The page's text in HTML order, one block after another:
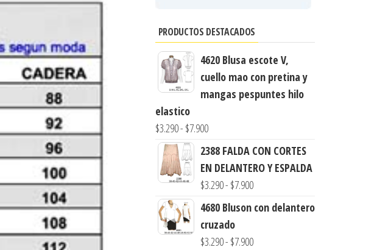
PRODUCTOS DESTACADOS
4620 Blusa escote V,
cuello mao con pretina y
mangas pespuntes hilo
elastico
$3.290- $7.900Rango
de
precios:
desde
hasta
$7.900
2388 FALDA CON CORTES
EN DELANTERO Y ESPALDA
$3.290- $7.900Rango
desde
4680 Bluson con delantero
cruzado
$3.290- $7.900Rango